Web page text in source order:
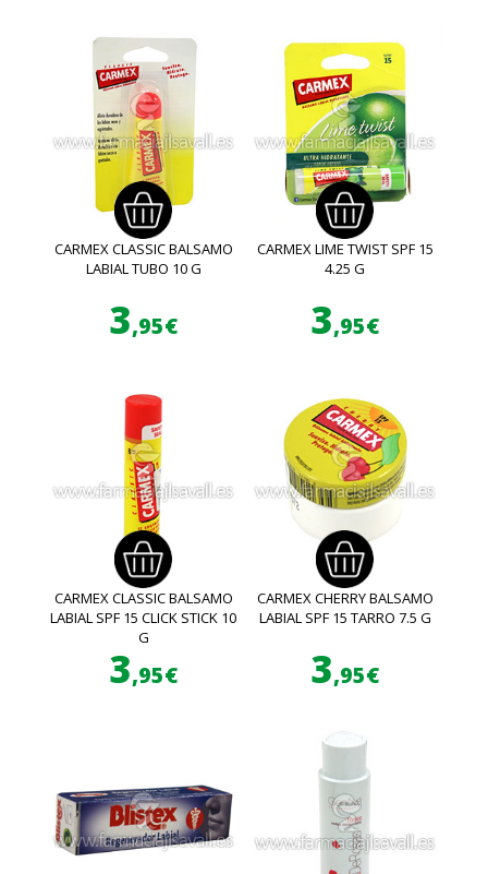
CARMEX CLASSIC BALSAMO
LABIAL TUBO 10 G
3,95€
CARMEX LIME TWIST SPF 15
4.25 G
3,95€
CARMEX CLASSIC BALSAMO
LABIAL SPF 15 CLICK STICK 10
G
3,95€
CARMEX CHERRY BALSAMO
LABIAL SPF 15 TARRO 7.5 G
3,95€